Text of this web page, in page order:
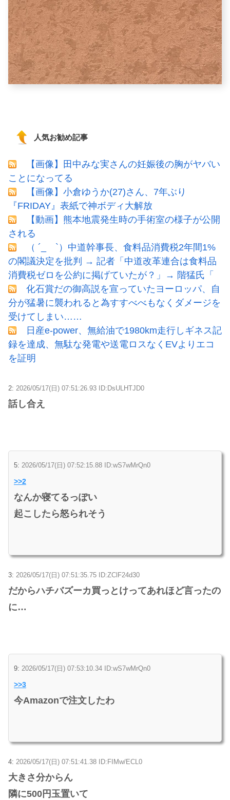
人気お勧め記事
【画像】田中みな実さんの妊娠後の胸がヤバい
ことになってる
【画像】小倉ゆうか(27)さん、7年ぶり
『FRIDAY』表紙で神ボディ大解放
【動画】熊本地震発生時の手術室の様子が公開
される
（ ´_ゝ`）中道幹事長、食料品消費税2年間1%
の閣議決定を批判 → 記者「中道改革連合は食料品
消費税ゼロを公約に掲げていたが？」→ 階猛氏「
化石賞だの御高説を宣っていたヨーロッパ、自
分が猛暑に襲われると為すすべべもなくダメージを
受けてしまい……
日産e-power、無給油で1980km走行しギネス記
録を達成、無駄な発電や送電ロスなくEVよりエコ
を証明
2: 2026/05/17(日) 07:51:26.93 ID:DsULHTJD0
話し合え
5: 2026/05/17(日) 07:52:15.88 ID:wS7wMrQn0
>>2
なんか寝てるっぽい
起こしたら怒られそう
3: 2026/05/17(日) 07:51:35.75 ID:ZClF24d30
だからハチバズーカ買っとけってあれほど言ったの
に…
9: 2026/05/17(日) 07:53:10.34 ID:wS7wMrQn0
>>3
今Amazonで注文したわ
4: 2026/05/17(日) 07:51:41.38 ID:FIMw/ECL0
大きさ分からん
隣に500円玉置いて